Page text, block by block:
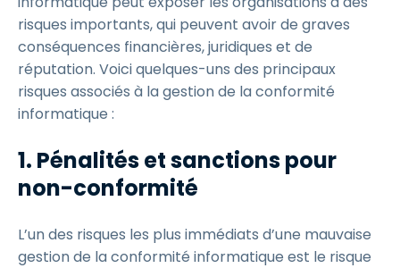
risques importants, qui peuvent avoir de graves
conséquences financières, juridiques et de
réputation. Voici quelques-uns des principaux
risques associés à la gestion de la conformité
informatique :
1. Pénalités et sanctions pour
non-conformité
L’un des risques les plus immédiats d’une mauvaise
gestion de la conformité informatique est le risque